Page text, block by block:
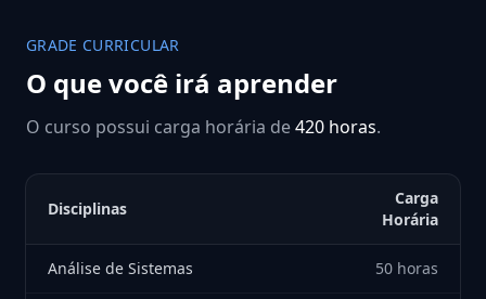
GRADE CURRICULAR
O que você irá aprender
O curso possui carga horária de420 horas.
Disciplinas
Carga
Horária
Análise de Sistemas 50 horas